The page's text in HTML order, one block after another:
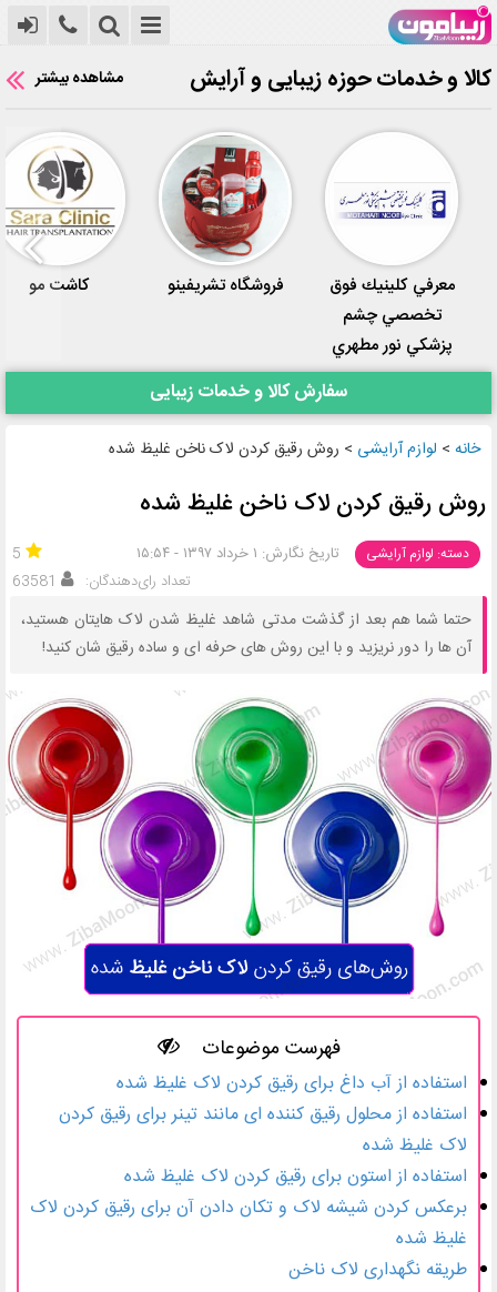
کالا و خدمات حوزه زیبایی و آرایش مشاهده بیشتر
معرفي كلينيك فوق
تخصصي چشم
پزشكي نور مطهري
فروشگاه تشریفینو کاشت مو
سفارش کالا و خدمات زیبایی
خانه > لوازم آرایشی > روش رقیق کردن لاک ناخن غلیظ شده
روش رقیق کردن لاک ناخن غلیظ شده
دسته: لوازم آرایشی تاریخ نگارش: ۱ خرداد ۱۳۹۷ - ۱۵:۵۴
5
تعداد رای‌دهندگان:
63581
حتما شما هم بعد از گذشت مدتی شاهد غلیظ شدن لاک هایتان هستید،
آن ها را دور نریزید و با این روش های حرفه ای و ساده رقیق شان کنید!
فهرست موضوعات
استفاده از آب داغ برای رقیق کردن لاک غلیظ شده
استفاده از محلول رقیق کننده ای مانند تینر برای رقیق کردن
لاک غلیظ شده
استفاده از استون برای رقیق کردن لاک غلیظ شده
برعکس کردن شیشه لاک و تکان دادن آن برای رقیق کردن لاک
غلیظ شده
طریقه نگهداری لاک ناخن